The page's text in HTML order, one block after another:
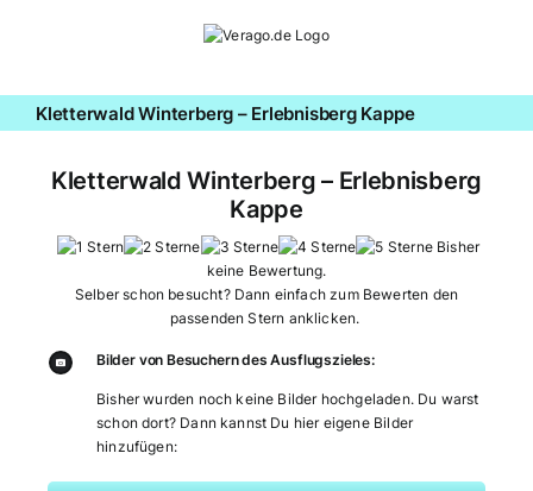
Kletterwald Winterberg – Erlebnisberg Kappe
Kletterwald Winterberg – Erlebnisberg
Kappe
Bisher
keine Bewertung.
Selber schon besucht? Dann einfach zum Bewerten den
passenden Stern anklicken.
Bilder von Besuchern des Ausflugszieles:
Bisher wurden noch keine Bilder hochgeladen. Du warst
schon dort? Dann kannst Du hier eigene Bilder
hinzufügen: